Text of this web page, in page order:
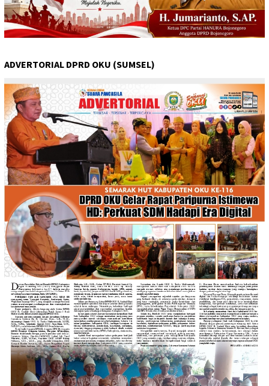
ADVERTORIAL DPRD OKU (SUMSEL)